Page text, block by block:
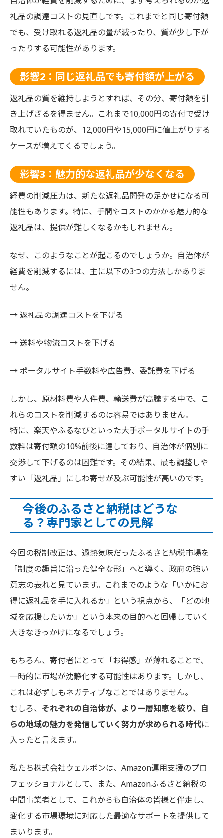
礼品の調達コストの見直しです。これまでと同じ寄付額
でも、受け取れる返礼品の量が減ったり、質が少し下が
ったりする可能性があります。
影響2：同じ返礼品でも寄付額が上がる
返礼品の質を維持しようとすれば、その分、寄付額を引
き上げざるを得ません。これまで10,000円の寄付で受け
取れていたものが、12,000円や15,000円に値上がりする
ケースが増えてくるでしょう。
影響3：魅力的な返礼品が少なくなる
経費の削減圧力は、新たな返礼品開発の足かせになる可
能性もあります。特に、手間やコストのかかる魅力的な
返礼品は、提供が難しくなるかもしれません。
なぜ、このようなことが起こるのでしょうか。自治体が
経費を削減するには、主に以下の3つの方法しかありま
せん。
→ 返礼品の調達コストを下げる
→ 送料や物流コストを下げる
→ ポータルサイト手数料や広告費、委託費を下げる
しかし、原材料費や人件費、輸送費が高騰する中で、こ
れらのコストを削減するのは容易ではありません。
特に、楽天やふるなびといった大手ポータルサイトの手
数料は寄付額の10%前後に達しており、自治体が個別に
交渉して下げるのは困難です。その結果、最も調整しや
すい「返礼品」にしわ寄せが及ぶ可能性が高いのです。
今後のふるさと納税はどうな
る？専門家としての見解
今回の税制改正は、過熱気味だったふるさと納税市場を
「制度の趣旨に沿った健全な形」へと導く、政府の強い
意志の表れと見ています。これまでのような「いかにお
得に返礼品を手に入れるか」という視点から、「どの地
域を応援したいか」という本来の目的へと回帰していく
大きなきっかけになるでしょう。
もちろん、寄付者にとって「お得感」が薄れることで、
一時的に市場が沈静化する可能性はあります。しかし、
これは必ずしもネガティブなことではありません。
むしろ、 それぞれの自治体が、より一層知恵を絞り、自
らの地域の魅力を発信していく努力が求められる時代に
入ったと言えます。
私たち株式会社ウェルボンは、Amazon運用支援のプロ
フェッショナルとして、また、Amazonふるさと納税の
中間事業者として、これからも自治体の皆様と伴走し、
変化する市場環境に対応した最適なサポートを提供して
まいります。